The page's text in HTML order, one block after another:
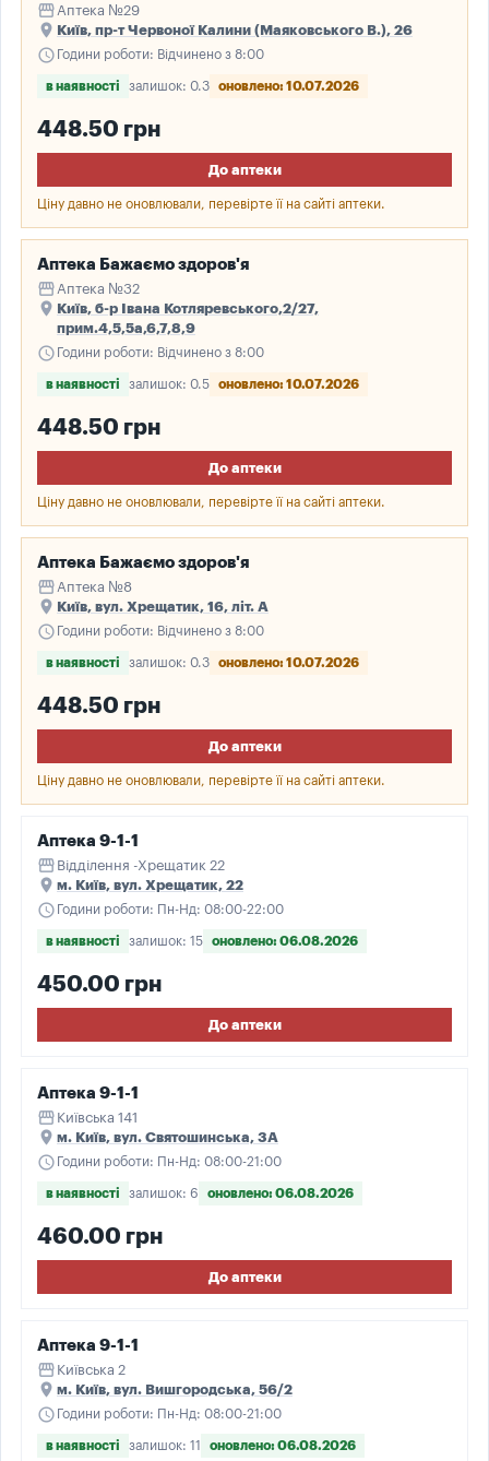
storefront Аптека №29
place Київ, пр-т Червоної Калини (Маяковського В.), 26
schedule Години роботи: Відчинено з 8:00
в наявності залишок: 0.3 оновлено: 10.07.2026
448.50 грн
До аптеки
Ціну давно не оновлювали, перевірте її на сайті аптеки.
Аптека Бажаємо здоров'я
storefront Аптека №32
place Київ, б-р Івана Котляревського,2/27,
прим.4,5,5а,6,7,8,9
schedule Години роботи: Відчинено з 8:00
в наявності залишок: 0.5 оновлено: 10.07.2026
448.50 грн
До аптеки
Ціну давно не оновлювали, перевірте її на сайті аптеки.
Аптека Бажаємо здоров'я
storefront Аптека №8
place Київ, вул. Хрещатик, 16, літ. А
schedule Години роботи: Відчинено з 8:00
в наявності залишок: 0.3 оновлено: 10.07.2026
448.50 грн
До аптеки
Ціну давно не оновлювали, перевірте її на сайті аптеки.
Аптека 9-1-1
storefront Відділення -Хрещатик 22
place м. Київ, вул. Хрещатик, 22
schedule Години роботи: Пн-Нд: 08:00-22:00
в наявності залишок: 15 оновлено: 06.08.2026
450.00 грн
До аптеки
Аптека 9-1-1
storefront Київська 141
place м. Київ, вул. Святошинська, 3А
schedule Години роботи: Пн-Нд: 08:00-21:00
в наявності залишок: 6 оновлено: 06.08.2026
460.00 грн
До аптеки
Аптека 9-1-1
storefront Київська 2
place м. Київ, вул. Вишгородська, 56/2
schedule Години роботи: Пн-Нд: 08:00-21:00
в наявності залишок: 11 оновлено: 06.08.2026